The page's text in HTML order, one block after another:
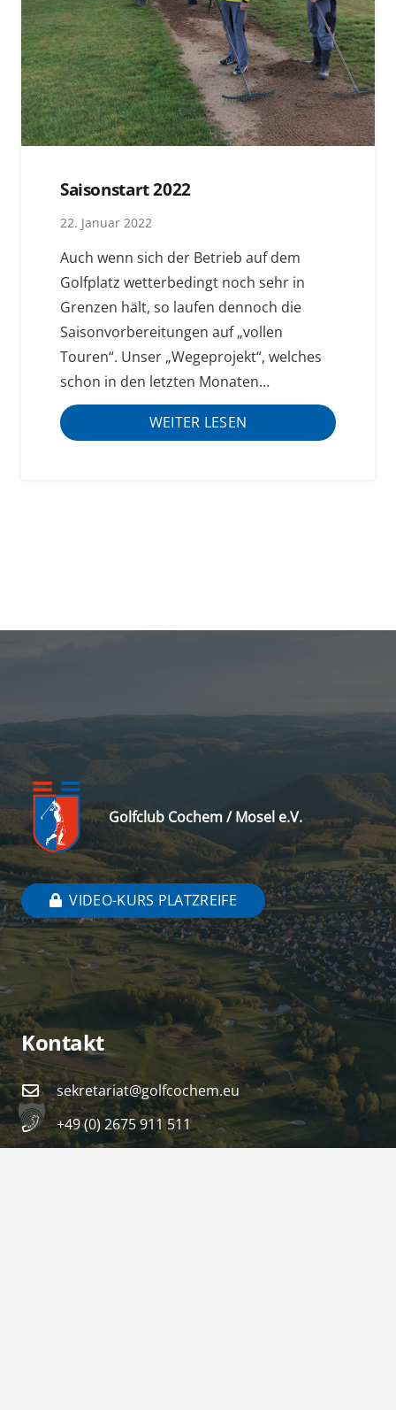
Saisonstart 2022
22. Januar 2022
Auch wenn sich der Betrieb auf dem
Golfplatz wetterbedingt noch sehr in
Grenzen hält, so laufen dennoch die
Saisonvorbereitungen auf „vollen
Touren“. Unser „Wegeprojekt“, welches
schon in den letzten Monaten…
WEITER LESEN
Golfclub Cochem / Mosel e.V.
VIDEO-KURS PLATZREIFE
Kontakt
sekretariat@golfcochem.eu
+49 (0) 2675 911 511